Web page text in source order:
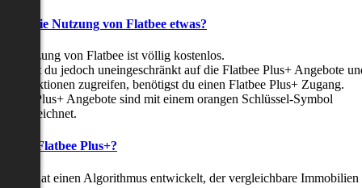
die Nutzung von Flatbee etwas?
Nutzung von Flatbee ist völlig kostenlos.
du jedoch uneingeschränkt auf die Flatbee Plus+ Angebote
zugreifen, benötigst du einen Flatbee Plus+ Zugang.
Plus+ Angebote sind mit einem orangen Schlüssel-Symbol
ist Flatbee Plus+?
hat einen Algorithmus entwickelt, der vergleichbare Immobilien